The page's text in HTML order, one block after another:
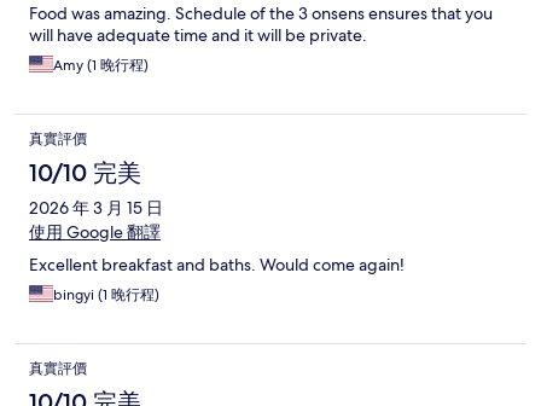
Food was amazing. Schedule of the 3 onsens ensures that you
will have adequate time and it will be private.
Amy (1 晚行程)
真實評價
10/10 完美
2026 年 3 月 15 日
使用 Google 翻譯
Excellent breakfast and baths. Would come again!
bingyi (1 晚行程)
真實評價